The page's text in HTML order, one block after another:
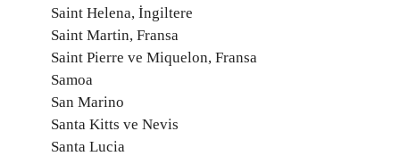
Saint Helena, İngiltere
Saint Martin, Fransa
Saint Pierre ve Miquelon, Fransa
Samoa
San Marino
Santa Kitts ve Nevis
Santa Lucia